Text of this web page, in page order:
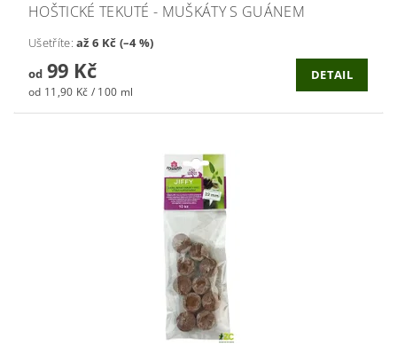
HOŠTICKÉ TEKUTÉ - MUŠKÁTY S GUÁNEM
Ušetříte:až 6 Kč (–4 %)
od99 Kč
od 11,90 Kč / 100 ml
DETAIL